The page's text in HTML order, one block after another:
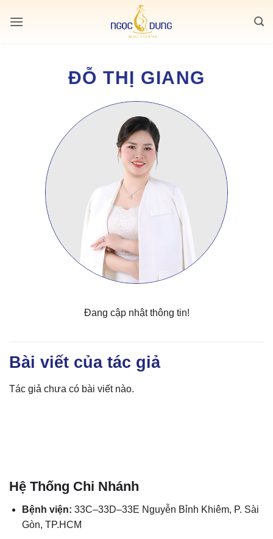
qua
ĐỖ THỊ GIANG
Đang cập nhật thông tin!
Bài viết của tác giả
Tác giả chưa có bài viết nào.
Hệ Thống Chi Nhánh
Bệnh viện: 33C–33D–33E Nguyễn Bỉnh Khiêm, P. Sài
Gòn, TP.HCM